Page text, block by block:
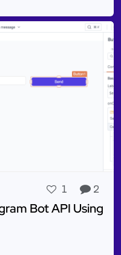
1 2
Bot API Using